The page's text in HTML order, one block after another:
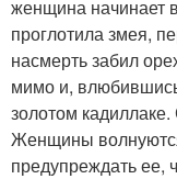
женщина начинает
проглотила змея,
насмерть забил
мимо и,
золотом кадиллаке.
Женщины
предупреждать ее,